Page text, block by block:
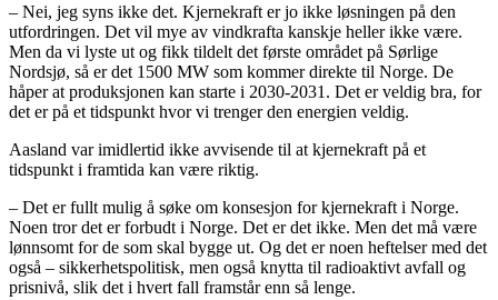
– Nei, jeg syns ikke det. Kjernekraft er jo ikke løsningen på den
utfordringen. Det vil mye av vindkrafta kanskje heller ikke være.
Men da vi lyste ut og fikk tildelt det første området på Sørlige
Nordsjø, så er det 1500 MW som kommer direkte til Norge. De
håper at produksjonen kan starte i 2030-2031. Det er veldig bra, for
det er på et tidspunkt hvor vi trenger den energien veldig.
Aasland var imidlertid ikke avvisende til at kjernekraft på et
tidspunkt i framtida kan være riktig.
– Det er fullt mulig å søke om konsesjon for kjernekraft i Norge.
Noen tror det er forbudt i Norge. Det er det ikke. Men det må være
lønnsomt for de som skal bygge ut. Og det er noen heftelser med det
også – sikkerhetspolitisk, men også knytta til radioaktivt avfall og
prisnivå, slik det i hvert fall framstår enn så lenge.